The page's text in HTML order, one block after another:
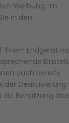
Werbung, im
in den
Ihrem Endgerät
auch bereits
der Deaktivierung
Benutzung